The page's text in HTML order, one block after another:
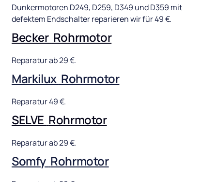
Dunkermotoren D249, D259, D349 und D359
defektem Endschalter reparieren wir für 49 €.
Becker Rohrmotor
Reparatur ab 29 €.
Markilux Rohrmotor
Reparatur 49 €.
SELVE Rohrmotor
Reparatur ab 29 €.
Somfy Rohrmotor